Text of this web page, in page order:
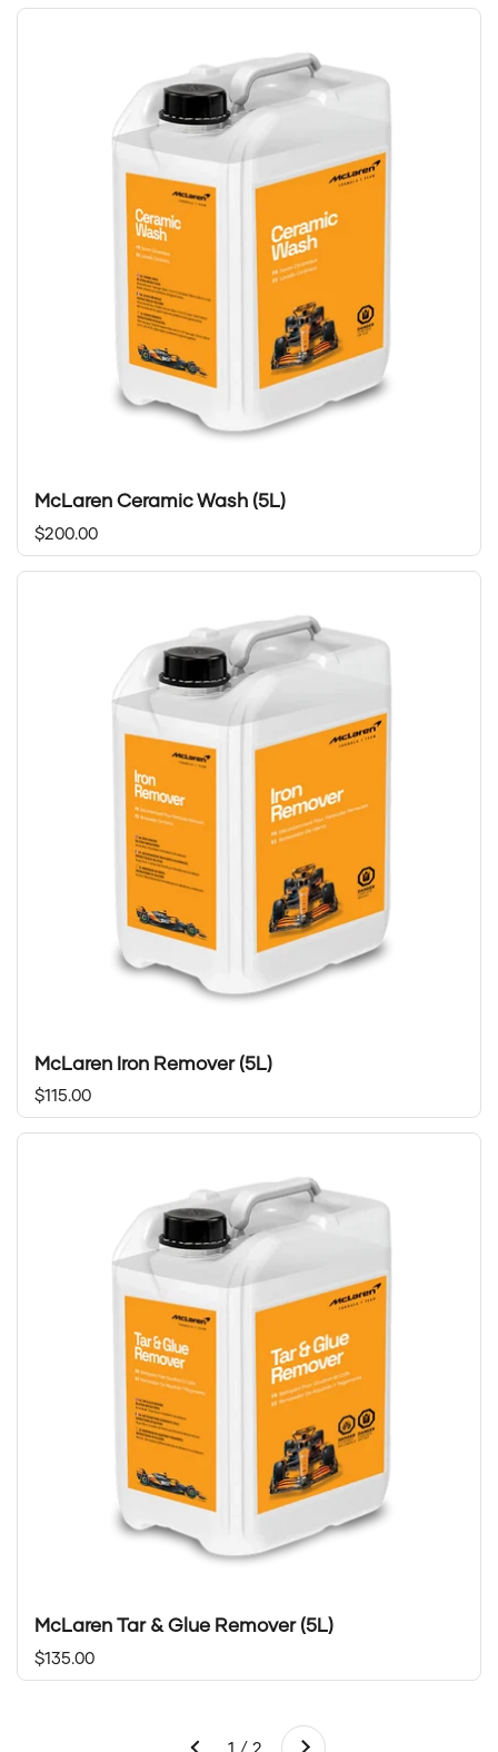
McLaren Ceramic Wash (5L)
Prix régulier
$200.00
McLaren Iron Remover (5L)
Prix régulier
$115.00
McLaren Tar & Glue Remover (5L)
Prix régulier
$135.00
1 / 2 Suivant